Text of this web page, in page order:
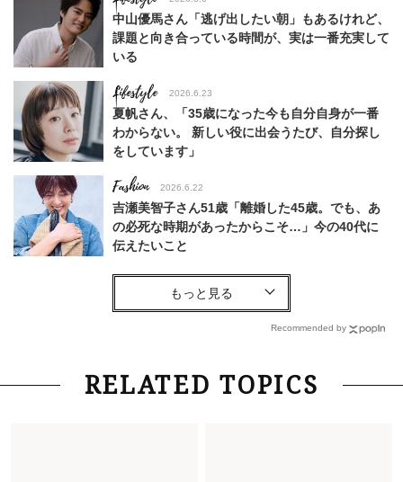
中山優馬さん「逃げ出したい朝」もあるけれど、
課題と向き合っている時間が、実は一番充実して
いる
Lifestyle 2026.6.23
夏帆さん、「35歳になった今も自分自身が一番
わからない。 新しい役に出会うたび、自分探し
をしています」
Fashion 2026.6.22
吉瀬美智子さん51歳「離婚した45歳。でも、あ
の必死な時期があったからこそ…」今の40代に
伝えたいこと
Fashion
【40代コンサバ派】白Tシャツは「パール×ゴー
Lifestyle 2026.7.29
「お若いですね」は褒め言葉？“若い＝美しい”と
Recommended by
RELATED TOPICS